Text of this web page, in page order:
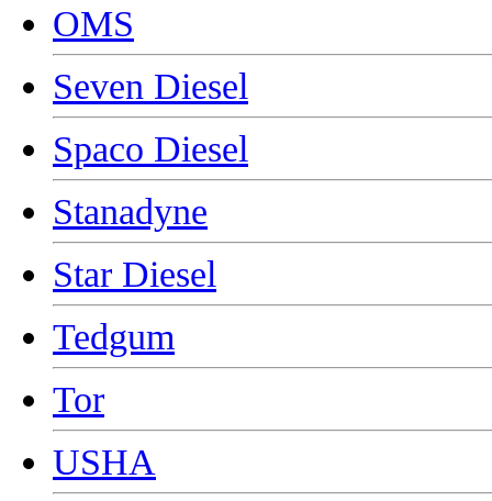
OMS
Seven Diesel
Spaco Diesel
Stanadyne
Star Diesel
Tedgum
Tor
USHA